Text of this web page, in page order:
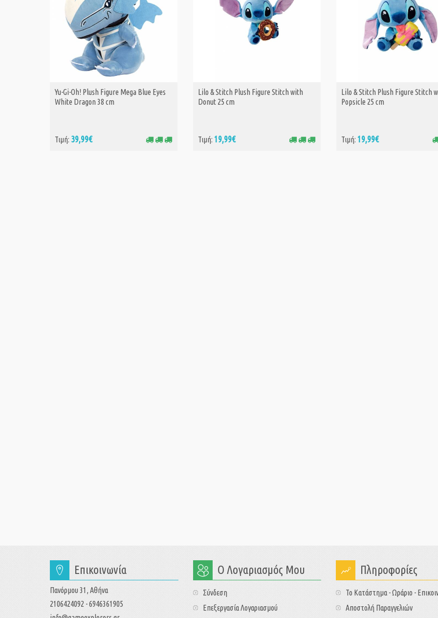
ΑΓΟΡΑ
Yu-Gi-Oh! Plush Figure Mega Blue Eyes
White Dragon 38 cm
Τιμή: 39,99€
ΑΓΟΡΑ
Lilo & Stitch Plush Figure Stitch with
Donut 25 cm
Τιμή: 19,99€
ΑΓΟΡΑ
Lilo & Stitch Plush Figure Stitch
Popsicle 25 cm
Τιμή: 19,99€
Επικοινωνία
Πανόρμου 31, Αθήνα
2106424092 - 6946361905
Ο Λογαριασμός Μου
Σύνδεση
Επεξεργασία Λογαριασμού
Πληροφορίες
Το Κατάστημα - Ωράριο -
Αποστολή Παραγγελιών